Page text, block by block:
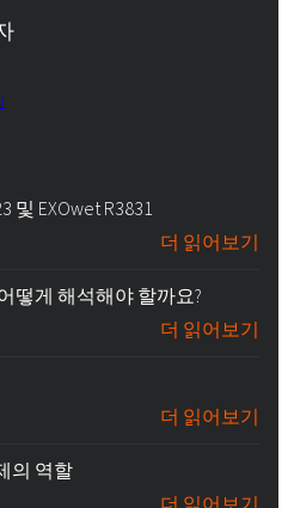
및 EXOwet R3831
더 읽어보기
떻게 해석해야 할까요?
더 읽어보기
더 읽어보기
의 역할